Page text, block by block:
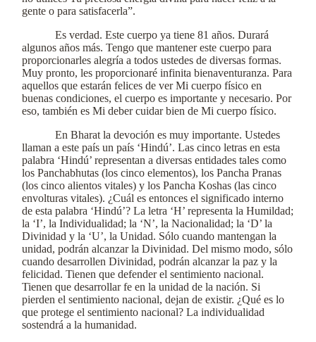
gente o para satisfacerla”.
Es verdad. Este cuerpo ya tiene 81 años. Durará
algunos años más. Tengo que mantener este cuerpo para
proporcionarles alegría a todos ustedes de diversas formas.
Muy pronto, les proporcionaré infinita bienaventuranza. Para
aquellos que estarán felices de ver Mi cuerpo físico en
buenas condiciones, el cuerpo es importante y necesario. Por
eso, también es Mi deber cuidar bien de Mi cuerpo físico.
En Bharat la devoción es muy importante. Ustedes
llaman a este país un país ‘Hindú’. Las cinco letras en esta
palabra ‘Hindú’ representan a diversas entidades tales como
los Panchabhutas (los cinco elementos), los Pancha Pranas
(los cinco alientos vitales) y los Pancha Koshas (las cinco
envolturas vitales). ¿Cuál es entonces el significado interno
de esta palabra ‘Hindú’? La letra ‘H’ representa la Humildad;
la ‘I’, la Individualidad; la ‘N’, la Nacionalidad; la ‘D’ la
Divinidad y la ‘U’, la Unidad. Sólo cuando mantengan la
unidad, podrán alcanzar la Divinidad. Del mismo modo, sólo
cuando desarrollen Divinidad, podrán alcanzar la paz y la
felicidad. Tienen que defender el sentimiento nacional.
Tienen que desarrollar fe en la unidad de la nación. Si
pierden el sentimiento nacional, dejan de existir. ¿Qué es lo
que protege el sentimiento nacional? La individualidad
sostendrá a la humanidad.